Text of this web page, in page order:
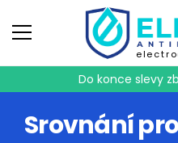
Do konce slevy
Srovnání